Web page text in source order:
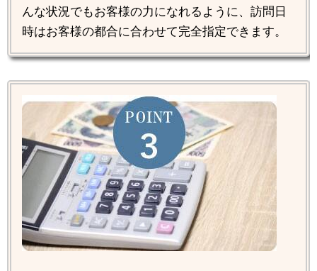
んな状況でもお客様の力になれるように、訪問日
時はお客様の都合に合わせて完全指定できます。